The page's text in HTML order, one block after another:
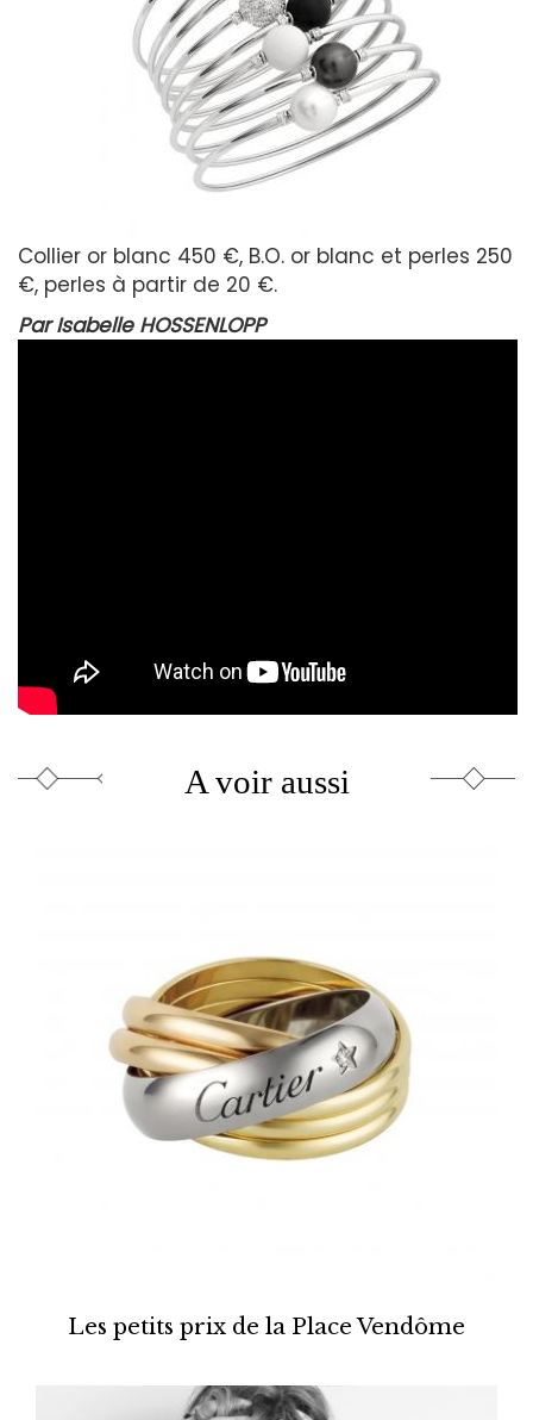
Collier or blanc 450 €, B.O. or blanc et perles 250
€, perles à partir de 20 €.
Par Isabelle HOSSENLOPP
A voir aussi
Les petits prix de la Place Vendôme